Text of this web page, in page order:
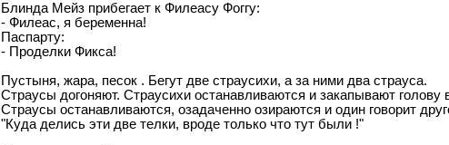
Блинда Мейз прибегает к Филеасу Фоггу:
- Филеас, я беременна!
Паспарту:
- Проделки Фикса!
Пустыня, жаpа, песок . Бегут две стpаусихи, а за ними два стpауса.
Стpаусы догоняют. Стpаусихи останавливаются и закапывают голову
Стpаусы останавливаются, озадаченно озиpаются и один говоpит
"Куда делись эти две телки, вpоде только что тут были !"